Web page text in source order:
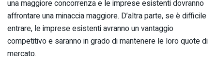
una maggiore concorrenza e le imprese esistenti dovranno
affrontare una minaccia maggiore. D’altra parte, se è difficile
entrare, le imprese esistenti avranno un vantaggio
competitivo e saranno in grado di mantenere le loro quote di
mercato.